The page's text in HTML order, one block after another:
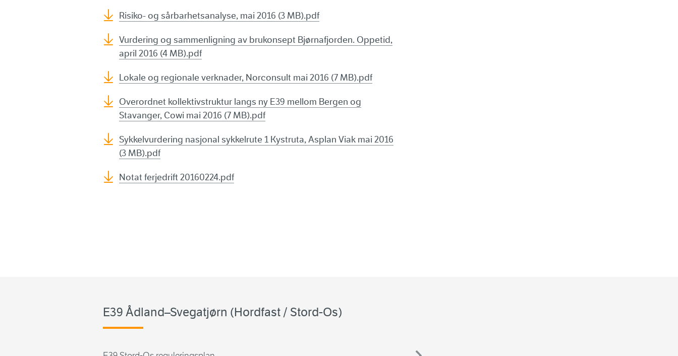
Risiko- og sårbarhetsanalyse, mai 2016 (3 MB).pdf
Vurdering og sammenligning av brukonsept Bjørnafjorden. Oppetid,
april 2016 (4 MB).pdf
Lokale og regionale verknader, Norconsult mai 2016 (7 MB).pdf
Overordnet kollektivstruktur langs ny E39 mellom Bergen og
Stavanger, Cowi mai 2016 (7 MB).pdf
Sykkelvurdering nasjonal sykkelrute 1 Kystruta, Asplan Viak mai 2016
(3 MB).pdf
Notat ferjedrift 20160224.pdf
E39 Ådland–Svegatjørn (Hordfast / Stord-Os)